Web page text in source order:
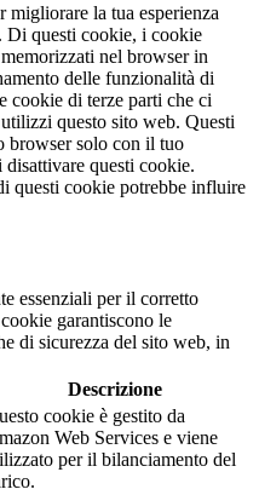
la tua esperienza
Di questi cookie, i cookie
nel browser in
delle funzionalità di
cookie di terze parti che ci
questo sito web. Questi
browser solo con il tuo
questi cookie.
questi cookie potrebbe influire
essenziali per il corretto
garantiscono le
di sicurezza del sito web, in
Descrizione
cookie è gestito da
Web Services e viene
per il bilanciamento del